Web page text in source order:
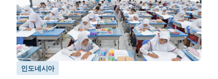
인도네시아